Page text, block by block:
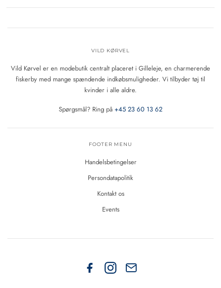
VILD KØRVEL
Vild Kørvel er en modebutik centralt placeret i Gilleleje, en charmerende
fiskerby med mange spændende indkøbsmuligheder. Vi tilbyder tøj til
kvinder i alle aldre.
Spørgsmål? Ring på +45 23 60 13 62
FOOTER MENU
Handelsbetingelser
Persondatapolitik
Kontakt os
Events